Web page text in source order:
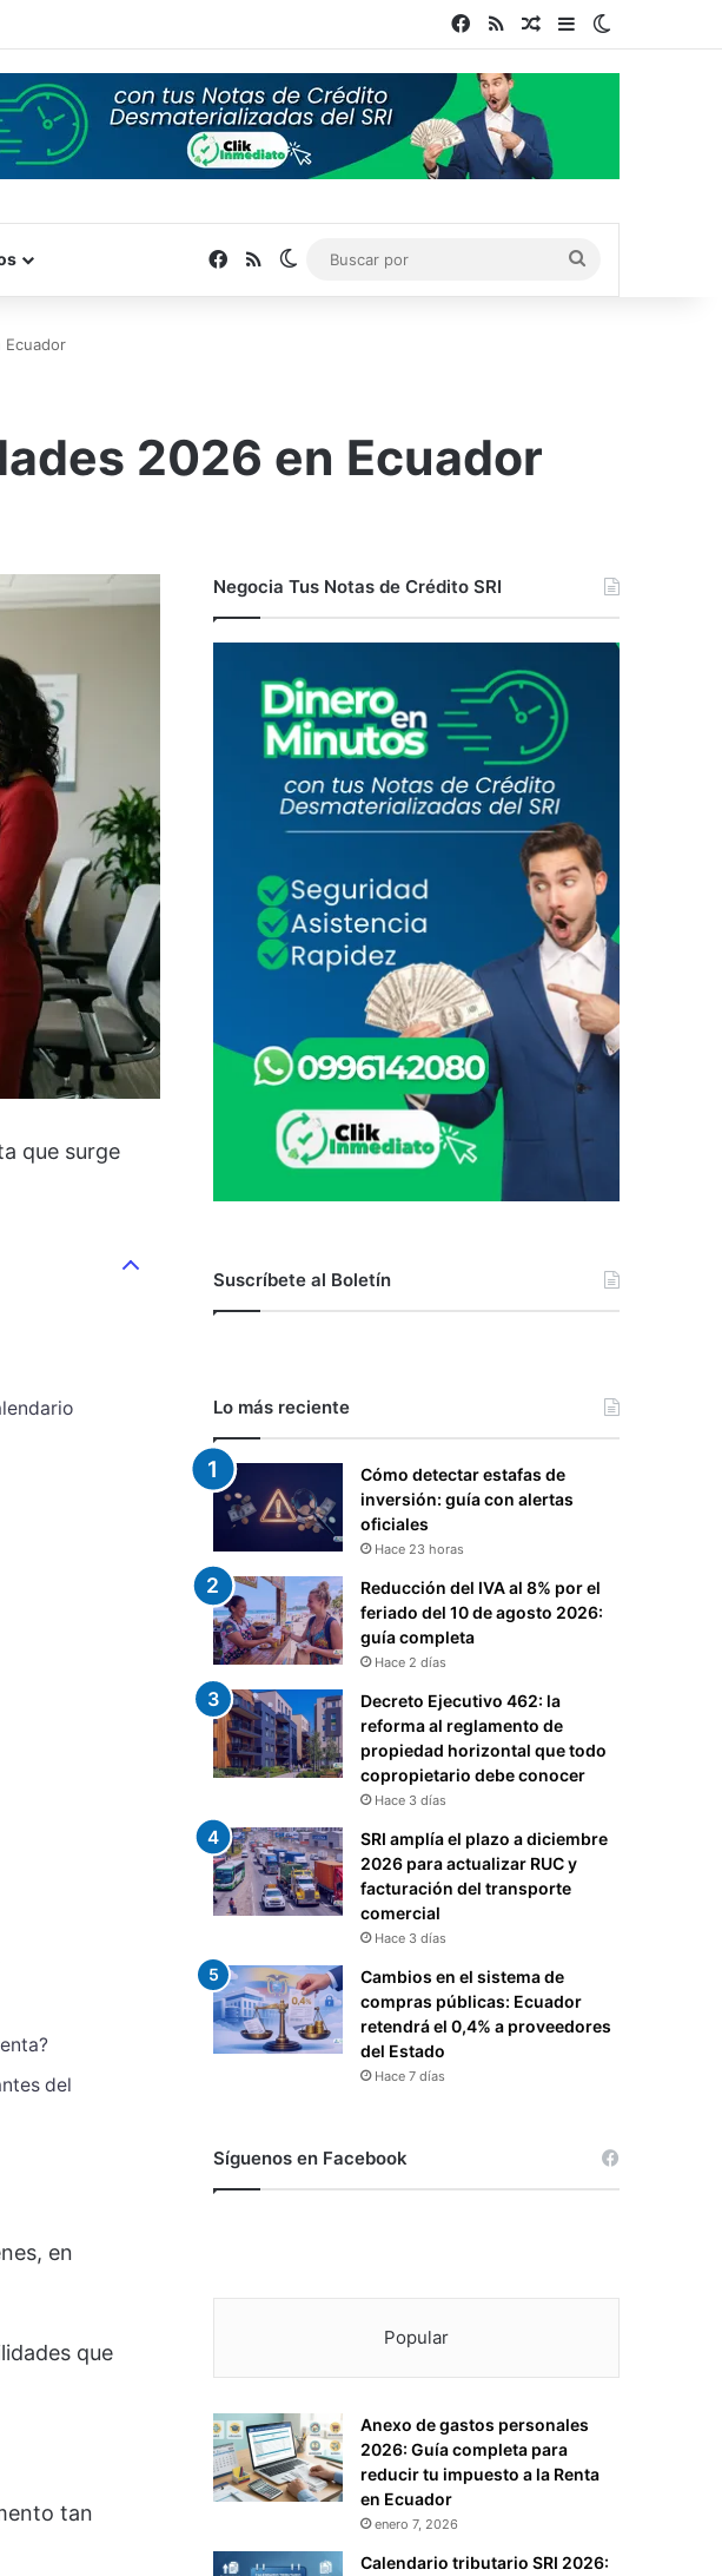
Facebook
RSSPublicación al azar
Barra lateral
Facebook
RSS Switch skin
por
Ecuador
2026 en Ecuador
que surge
del
en
que
tan
Negocia Tus Notas de Crédito SRI
Suscríbete al Boletín
Lo más reciente
Cómo detectar estafas de
inversión: guía con alertas
oficiales
Hace 23 horas
Reducción del IVA al 8% por el
feriado del 10 de agosto 2026:
guía completa
Hace 2 días
Decreto Ejecutivo 462: la
reforma al reglamento de
propiedad horizontal que todo
copropietario debe conocer
Hace 3 días
SRI amplía el plazo a diciembre
2026 para actualizar RUC y
facturación del transporte
comercial
Hace 3 días
Cambios en el sistema de
compras públicas: Ecuador
retendrá el 0,4% a proveedores
del Estado
Hace 7 días
Síguenos en Facebook
Popular
Anexo de gastos personales
2026: Guía completa para
reducir tu impuesto a la Renta
en Ecuador
enero 7, 2026
Calendario tributario SRI 2026: